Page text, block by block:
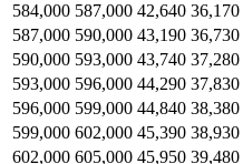
584,000 587,000 42,640 36,170
587,000 590,000 43,190 36,730
590,000 593,000 43,740 37,280
593,000 596,000 44,290 37,830
596,000 599,000 44,840 38,380
599,000 602,000 45,390 38,930
602,000 605,000 45,950 39,480